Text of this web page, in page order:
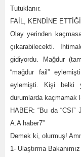
Tutuklanır.
FAİL, KENDİNE ETTİĞİ
Olay yerinden
çıkarabilecekti.
gidiyordu. Mağdur
“mağdur fail”
eylemişti. Kişi belki
durumlarda kaçmamak
HABER: “Bu da
A.A haber7”
Demek ki, olurmuş!
1- Ulaştırma